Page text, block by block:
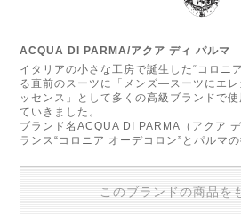
ACQUA DI PARMA/アクア ディ パルマ
イタリアの小さな工房で誕生した“コロニ
る直前のスーツに「メンズ―スーツにエ
ッセンス」として多くの高級ブランドで
ていきました。
ブランド名ACQUA DI PARMA（アクア
ランス“コロニア オーデコロン”とパルマの
このブランドの商品を